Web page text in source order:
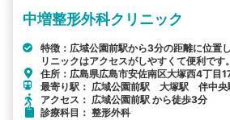
中増整形外科クリニック
特徴：広域公園前駅から3分の距離に位置
リニックはアクセスがしやすくて便利です。
住所：広島県広島市安佐南区大塚西4丁目
最寄り駅： 広域公園前駅 大塚駅 伴中央
アクセス： 広域公園前駅 から徒歩3分
診療科目： 整形外科